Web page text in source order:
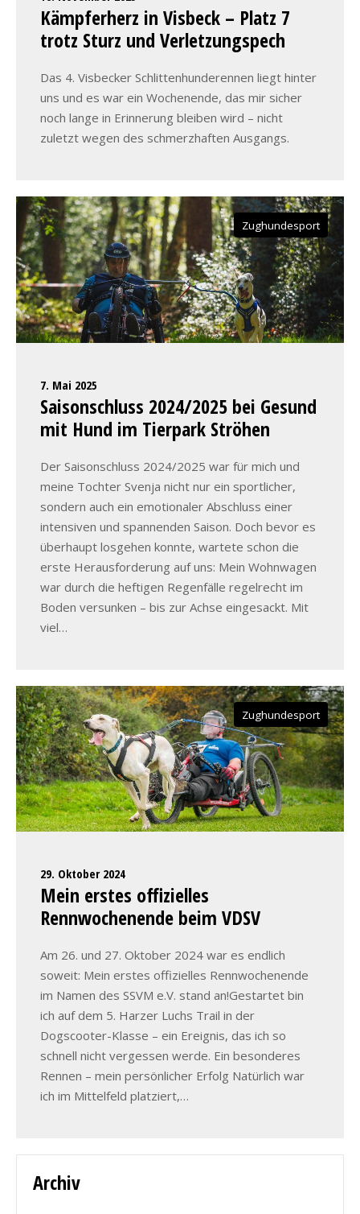
Kämpferherz in Visbeck – Platz 7
trotz Sturz und Verletzungspech
Das 4. Visbecker Schlittenhunderennen liegt hinter
uns und es war ein Wochenende, das mir sicher
noch lange in Erinnerung bleiben wird – nicht
zuletzt wegen des schmerzhaften Ausgangs.
Zughundesport
7. Mai 2025
Saisonschluss 2024/2025 bei Gesund
mit Hund im Tierpark Ströhen
Der Saisonschluss 2024/2025 war für mich und
meine Tochter Svenja nicht nur ein sportlicher,
sondern auch ein emotionaler Abschluss einer
intensiven und spannenden Saison. Doch bevor es
überhaupt losgehen konnte, wartete schon die
erste Herausforderung auf uns: Mein Wohnwagen
war durch die heftigen Regenfälle regelrecht im
Boden versunken – bis zur Achse eingesackt. Mit
viel…
Zughundesport
29. Oktober 2024
Mein erstes offizielles
Rennwochenende beim VDSV
Am 26. und 27. Oktober 2024 war es endlich
soweit: Mein erstes offizielles Rennwochenende
im Namen des SSVM e.V. stand an!Gestartet bin
ich auf dem 5. Harzer Luchs Trail in der
Dogscooter-Klasse – ein Ereignis, das ich so
schnell nicht vergessen werde. Ein besonderes
Rennen – mein persönlicher Erfolg Natürlich war
ich im Mittelfeld platziert,…
Archiv